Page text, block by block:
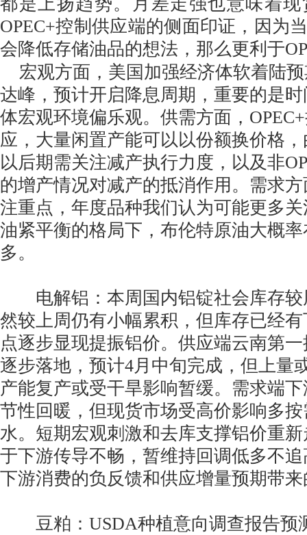
都是上扬趋势。月差走强也意味着
OPEC+控制供应端的侧面印证，因为
会降低存储油品的想法，那么更利于
宏观方面，美国加强经济体软着陆
达峰，预计开启降息周期，重要的是
体宏观环境偏乐观。供需方面，
应，大量闲置产能可以以份额换价格
以后期需关注减产执行力度，以及非
的增产情况对减产的抵消作用。需求
注重点，年度品种我们认为可能更多
油紧平衡的格局下，布伦特原油大概
多。
电解铝：本周国内铝锭社会库存较
然较上周仍有小幅累积，但库存已经
点逐步显现提振铝价。供应端云南第
逐步落地，预计4月中旬完成，但上量
产能复产或受干旱影响暂缓。需求端
节性回暖，但现货市场受高价影响多
水。短期宏观刺激和去库支撑铝价重
于下游传导不畅，暂维持回调低多不
下游消费的负反馈和供应增量预期带
豆粕：USDA种植意向调查报告预